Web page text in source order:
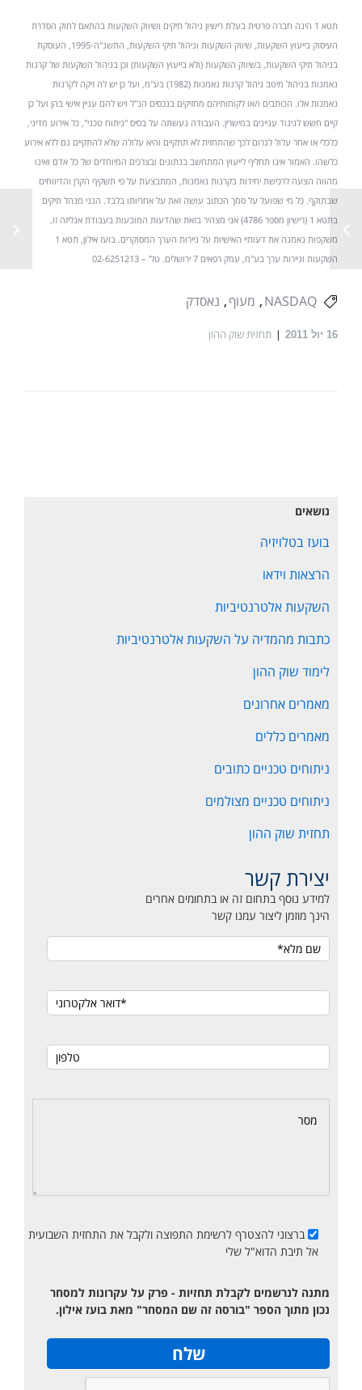
תטא 1 הינה חברה פרטית בעלת רישיון ניהול תיקים ושיווק השקעות בהתאם לחוק הסדרת
העיסוק בייעוץ השקעות, שיווק השקעות וניהול תיקי השקעות, התשנ"ה-1995, העוסקת
בניהול תיקי השקעות, בשיווק השקעות (ולא בייעוץ השקעות) וכן בניהול השקעות של קרנות
נאמנות בניהול מיטב ניהול קרנות נאמנות (1982) בע"מ, ועל כן יש לה זיקה לקרנות
נאמנות אלו. הכותבים ו/או לקוחותיהם מחזיקים בנכסים הנ"ל ויש להם עניין אישי בהן ועל כן
קיים חשש לניגוד עניינים במישרין. העבודה נעשתה על בסיס "ניתוח טכני", כל אירוע מדיני,
כלכלי או אחר עלול לגרום לכך שהתחזית לא תתקיים והיא עלולה שלא להתקיים גם ללא אירוע
כלשהו. האמור אינו תחליף לייעוץ המתחשב בנתונים ובצרכים המיוחדים של כל אדם ואינו
מהווה הצעה לרכישת יחידות בקרנות נאמנות, המתבצעת על פי תשקיף הקרן והדיווחים
שבתוקף. כל מי שפועל על סמך הכתוב עושה זאת על אחריותו בלבד. הנני מנהל תיקים
בתטא 1 (רישיון מספר 4786) אני מצהיר בזאת שהדעות המובעות בעבודת אנליזה זו,
משקפות נאמנה את דעותיי האישיות על ניירות הערך המסוקרים. בועז אילון, תטא 1
השקעות וניירות ערך בע"מ, עמק רפאים 7 ירושלים. טל' – 02-6251213
NASDAQ מעוף נאסדק
16 יול 2011 תחזית שוק ההון
נושאים
בועז בטלויזיה
הרצאות וידאו
השקעות אלטרנטיביות
כתבות מהמדיה על השקעות אלטרנטיביות
לימוד שוק ההון
מאמרים אחרונים
מאמרים כללים
ניתוחים טכניים כתובים
ניתוחים טכניים מצולמים
תחזית שוק ההון
יצירת קשר
למידע נוסף בתחום זה או בתחומים אחרים
הינך מוזמן ליצור עמנו קשר
ברצוני להצטרף לרשימת התפוצה ולקבל את התחזית השבועית
אל תיבת הדוא"ל שלי
מתנה לנרשמים לקבלת תחזיות - פרק על עקרונות למסחר
נכון מתוך הספר "בורסה זה שם המסחר" מאת בועז אילון.